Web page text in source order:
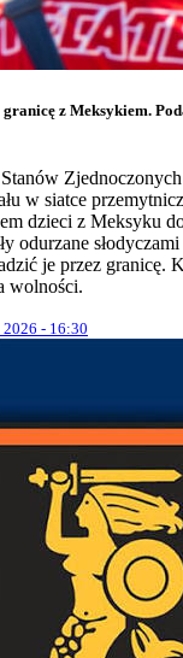
z Meksykiem.
w siatce
dzieci z Meksyku
odurzane
je przez granicę.
wolności.
2026 - 16:30